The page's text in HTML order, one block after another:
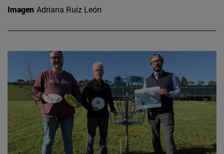
Imagen Adriana Ruiz León